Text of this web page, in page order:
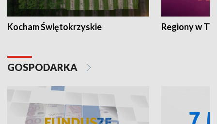
Kocham Świętokrzyskie Regiony w
GOSPODARKA